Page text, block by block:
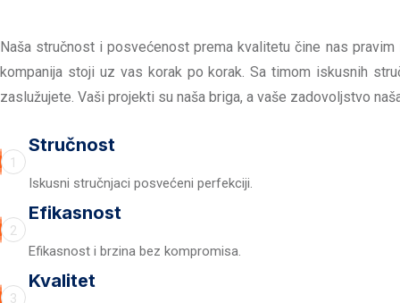
Naša stručnost i posvećenost prema kvalitetu čine nas
kompanija stoji uz vas korak po korak. Sa timom iskusnih
zaslužujete. Vaši projekti su naša briga, a vaše zadovoljstvo
1
Stručnost
Iskusni stručnjaci posvećeni perfekciji.
2
Efikasnost
Efikasnost i brzina bez kompromisa.
3
Kvalitet